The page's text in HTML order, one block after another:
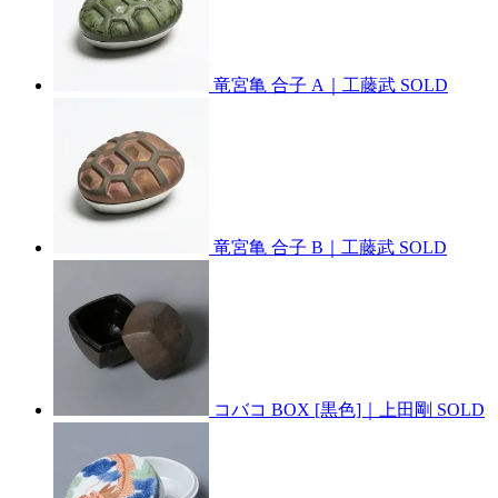
竜宮亀 合子 A｜工藤武 SOLD
竜宮亀 合子 B｜工藤武 SOLD
コバコ BOX [黒色]｜上田剛 SOLD